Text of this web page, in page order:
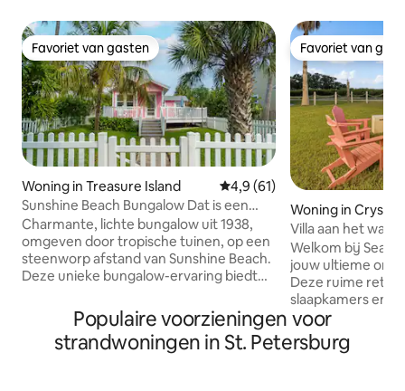
Favoriet van gasten
Favoriet van gasten
Woning in Treasure Island Gemiddelde beoordeling van
4,9 (61)
Sunshine Beach Bungalow Dat is een
unieke schat
Charmante, lichte bungalow uit 1938,
omgeven door tropische tuinen, op een
steenworp afstand van Sunshine Beach.
Deze unieke bungalow-ervaring biedt
voorzieningen en bevindt zich op
Treasure Island in de buurt van John 's
Pass in St Petersburg Florida. Gelegen
Favoriet van
Favoriet van
Woning in Crystal
Villa aan het
Welkom bij
jouw ultieme
Deze ruime
slaapkamers en
verscholen in het
Beach en
kustplezier. Ga kajakken vanaf je directe
Populaire voorzieningen voor
strandwoningen in St. Petersburg